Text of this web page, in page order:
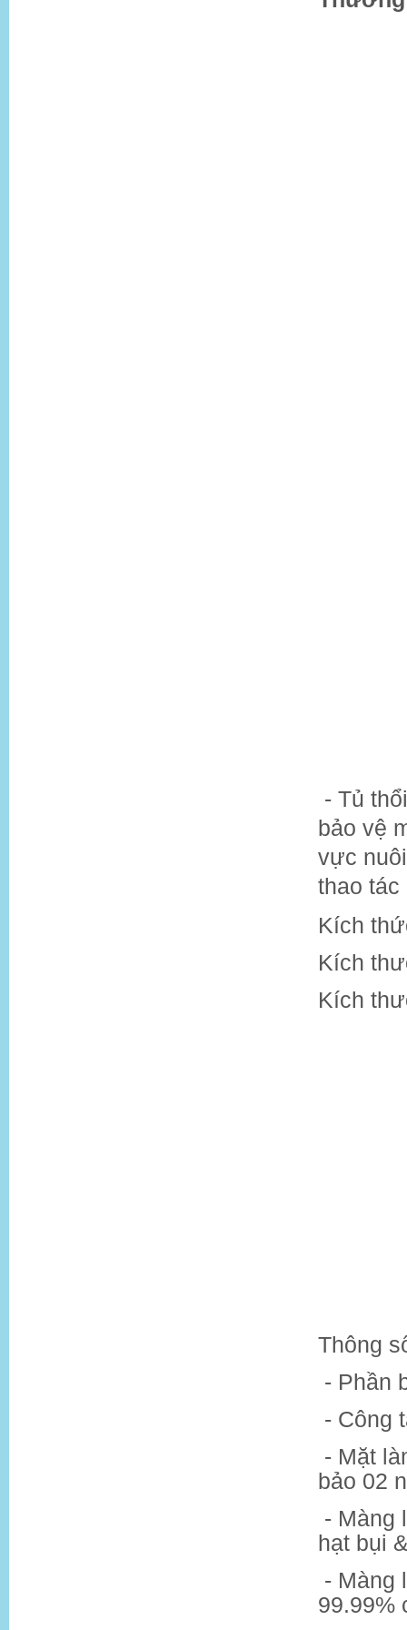
- Tủ
bảo vệ
vực
thao tác
Kích
Kích
Kích
Thông
- Phần
- Công
- Mặt
bảo 02
- Màng
hạt bụi
- Màng
99.99%